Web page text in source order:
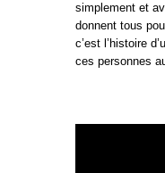
simplement et
donnent tous
c’est l’histoire
ces personnes